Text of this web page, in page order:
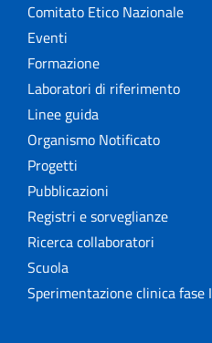
Comitato Etico Nazionale
Eventi
Formazione
Laboratori di riferimento
Linee guida
Organismo Notificato
Progetti
Pubblicazioni
Registri e sorveglianze
Ricerca collaboratori
Scuola
Sperimentazione clinica fase I